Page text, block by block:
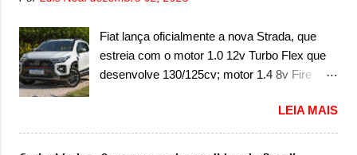
faróis com um desenho mais retangular, com
um pequeno prolongamento para as laterais.
Os faróis cont...
concessionária mais próxima para a solução
uma atualização do software do módulo de
controle da bateria (AHCP e HCP). Para
alguns veículos envolvidos, também, será
substituição do motor do ventilador HVAC
(aquecimento, ventilação e ar-condicionado).
Fiat lança oficialmente a nova Strada, que
estreia com o motor 1.0 12v Turbo Flex que
desenvolve 130/125cv; motor 1.4 8v Fire
oficialmente a nova Strada, que aparece com
mudanças visuais e com uma nova opção de
motor. Depois da picape compacta receber o
LEIA MAIS